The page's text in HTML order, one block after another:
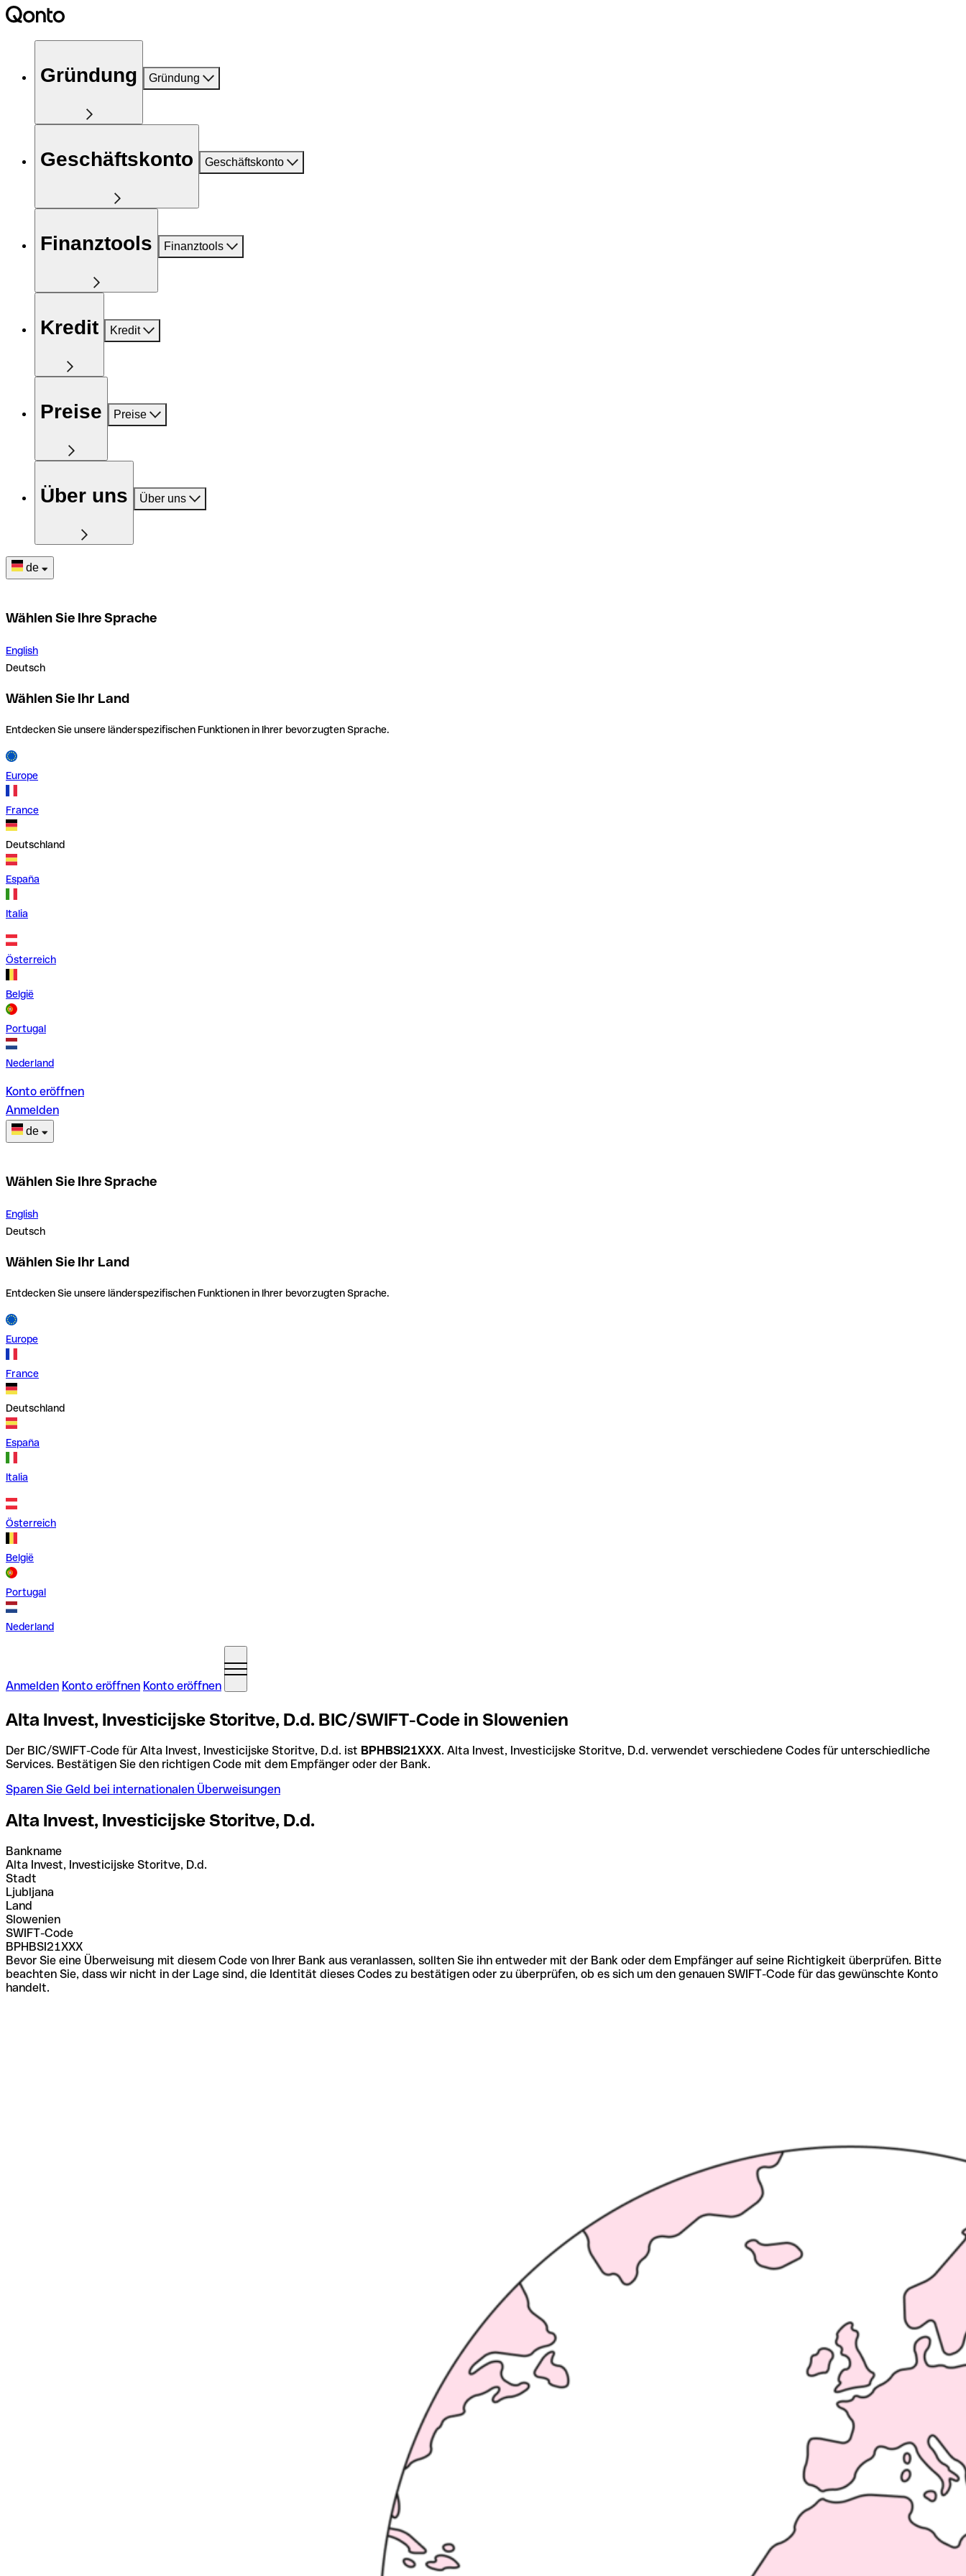
Gründung Gründung
Geschäftskonto Geschäftskonto
Finanztools Finanztools
Kredit Kredit
Preise Preise
Über uns Über uns
de
Wählen Sie Ihre Sprache
English
Deutsch
Wählen Sie Ihr Land
Entdecken Sie unsere länderspezifischen Funktionen in Ihrer bevorzugten Sprache.
Europe
France
Deutschland
España
Italia
Österreich
België
Portugal
Nederland
Konto eröffnen
Anmelden
de
Wählen Sie Ihre Sprache
English
Deutsch
Wählen Sie Ihr Land
Entdecken Sie unsere länderspezifischen Funktionen in Ihrer bevorzugten Sprache.
Europe
France
Deutschland
España
Italia
Österreich
België
Portugal
Nederland
Anmelden Konto eröffnen Konto eröffnen
Alta Invest, Investicijske Storitve, D.d. BIC/SWIFT-Code in Slowenien
Der BIC/SWIFT-Code für Alta Invest, Investicijske Storitve, D.d. ist BPHBSI21XXX. Alta Invest, Investicijske Storitve, D.d. verwendet verschiedene Codes für unterschiedliche
Services. Bestätigen Sie den richtigen Code mit dem Empfänger oder der Bank.
Sparen Sie Geld bei internationalen Überweisungen
Alta Invest, Investicijske Storitve, D.d.
Bankname
Alta Invest, Investicijske Storitve, D.d.
Stadt
Ljubljana
Land
Slowenien
SWIFT-Code
BPHBSI21XXX
Bevor Sie eine Überweisung mit diesem Code von Ihrer Bank aus veranlassen, sollten Sie ihn entweder mit der Bank oder dem Empfänger auf seine Richtigkeit überprüfen. Bitte
beachten Sie, dass wir nicht in der Lage sind, die Identität dieses Codes zu bestätigen oder zu überprüfen, ob es sich um den genauen SWIFT-Code für das gewünschte Konto
handelt.